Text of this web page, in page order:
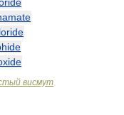
висмут